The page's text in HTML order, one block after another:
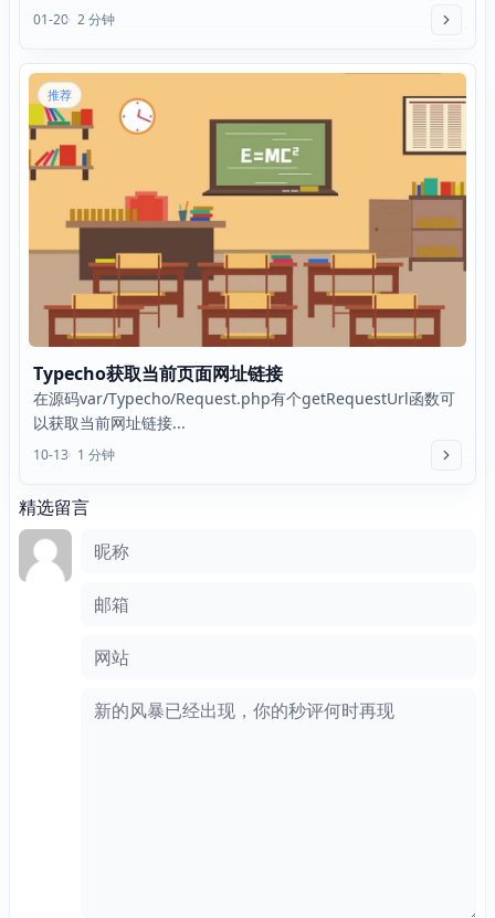
01-20 2 分钟
推荐
Typecho获取当前页面网址链接
在源码var/Typecho/Request.php有个getRequestUrl函数可
以获取当前网址链接...
10-13 1 分钟
精选留言
昵称
邮箱
网站
评论框